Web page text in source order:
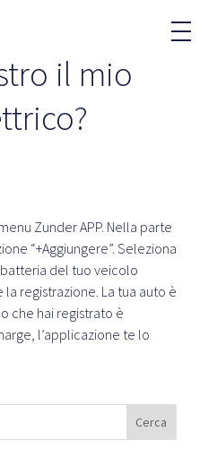
il mio
Zunder APP. Nella parte
“+Aggiungere”. Seleziona
del tuo veicolo
registrazione. La tua auto è
che hai registrato è
l’applicazione te lo
Cerca